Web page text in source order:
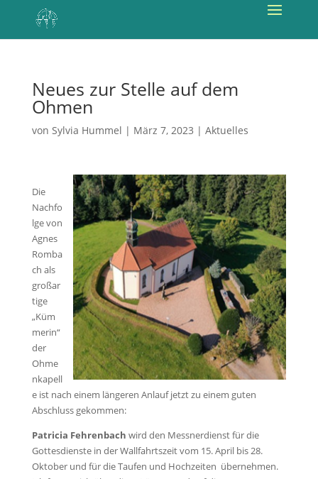
Neues zur Stelle auf dem
Ohmen
von Sylvia Hummel | März 7, 2023 | Aktuelles
Die
Nachfo
lge von
Agnes
Romba
ch als
großar
tige
„Küm
merin“
der
Ohme
nkapell
e ist nach einem längeren Anlauf jetzt zu einem guten
Abschluss gekommen:
Patricia Fehrenbach wird den Messnerdienst für die
Gottesdienste in der Wallfahrtszeit vom 15. April bis 28.
Oktober und für die Taufen und Hochzeiten übernehmen.